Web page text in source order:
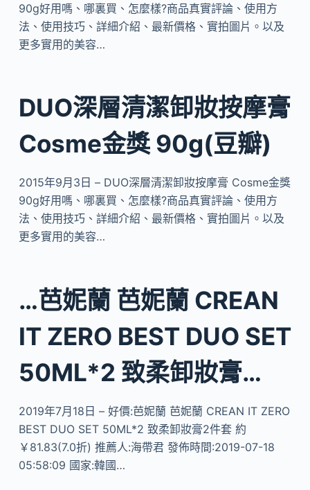
90g好用嗎、哪裏買、怎麼樣?商品真實評論、使用方
法、使用技巧、詳細介紹、最新價格、實拍圖片。以及
更多實用的美容…
DUO深層清潔卸妝按摩膏
Cosme金獎 90g(豆瓣)
2015年9月3日 – DUO深層清潔卸妝按摩膏 Cosme金獎
90g好用嗎、哪裏買、怎麼樣?商品真實評論、使用方
法、使用技巧、詳細介紹、最新價格、實拍圖片。以及
更多實用的美容…
…芭妮蘭 芭妮蘭 CREAN
IT ZERO BEST DUO SET
50ML*2 致柔卸妝膏…
2019年7月18日 – 好價:芭妮蘭 芭妮蘭 CREAN IT ZERO
BEST DUO SET 50ML*2 致柔卸妝膏2件套 約
￥81.83(7.0折) 推薦人:海帶君 發佈時間:2019-07-18
05:58:09 國家:韓國…